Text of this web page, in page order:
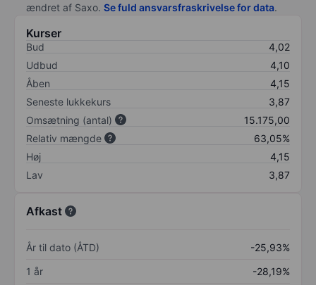
ændret af Saxo. Se fuld ansvarsfraskrivelse for data.
Kurser
Bud
4,02
Udbud
4,10
Åben
4,15
Seneste lukkekurs
3,87
Omsætning (antal)
15.175,00
Relativ mængde
63,05%
Høj
4,15
Lav
3,87
Afkast
År til dato (ÅTD)
-25,93%
1 år
-28,19%